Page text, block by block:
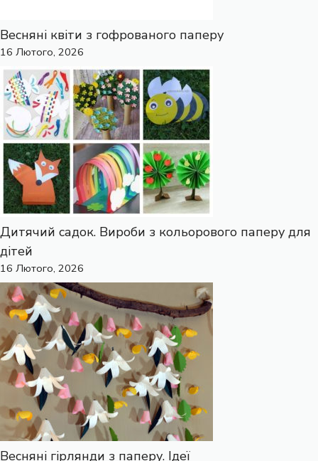
Весняні квіти з гофрованого паперу
16 Лютого, 2026
Дитячий садок. Вироби з кольорового паперу для
дітей
16 Лютого, 2026
Весняні гірлянди з паперу. Ідеї